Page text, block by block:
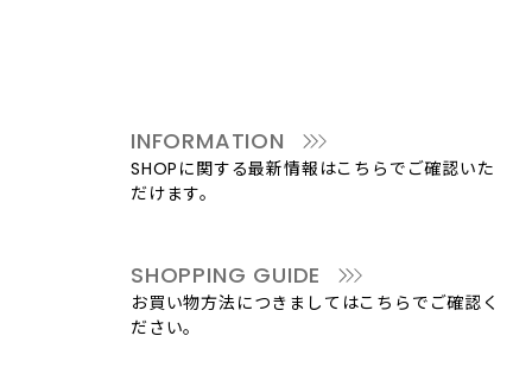
INFORMATION
SHOPに関する最新情報はこちらでご確認いた
だけます。
SHOPPING GUIDE
お買い物方法につきましてはこちらでご確認く
ださい。